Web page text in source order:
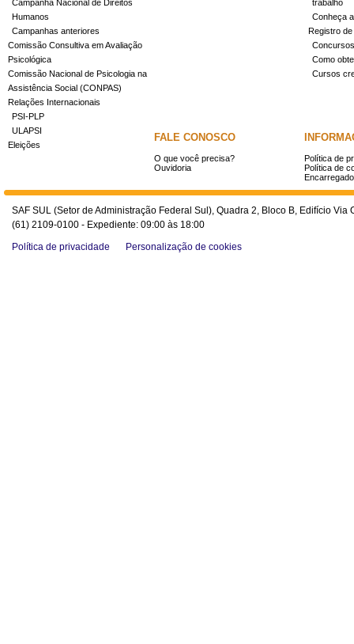
Campanha Nacional de Direitos
Humanos
Campanhas anteriores
Comissão Consultiva em Avaliação
Psicológica
Comissão Nacional de Psicologia na
Assistência Social (CONPAS)
Relações Internacionais
PSI-PLP
ULAPSI
Eleições
trabalho
Conheça
Registro
Concursos
Como
Cursos
FALE CONOSCO
O que você precisa?
Ouvidoria
Política de
Política de
SAF SUL (Setor de Administração Federal Sul), Quadra 2, Bloco B, Edifício
(61) 2109-0100 - Expediente: 09:00 às 18:00
Política de privacidade
Personalização de cookies